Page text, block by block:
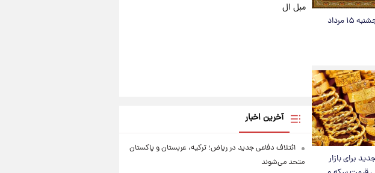
فال حافظ پنجشنبه ۱۵ مرداد
برای بازار
مبل ال
آخرین اخبار
ائتلاف دفاعی جدید در ریاض؛ ترکیه، عربستان و پاکستان
متحد می‌شوند